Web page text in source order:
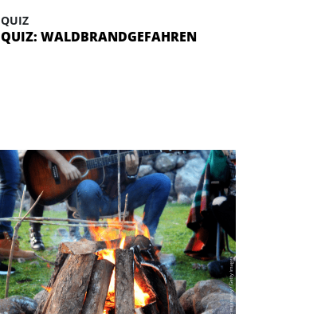
QUIZ
QUIZ: WALDBRANDGEFAHREN